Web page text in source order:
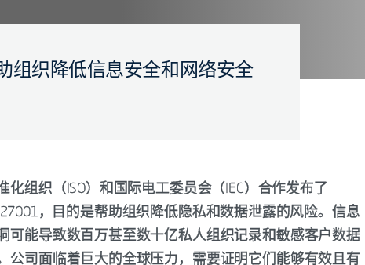
组织降低信息安全和网络安全
化组织（ISO）和国际电工委员会（IEC）合作发布了
27001，目的是帮助组织降低隐私和数据泄露的风险。信息
可能导致数百万甚至数十亿私人组织记录和敏感客户数据
公司面临着巨大的全球压力，需要证明它们能够有效且有